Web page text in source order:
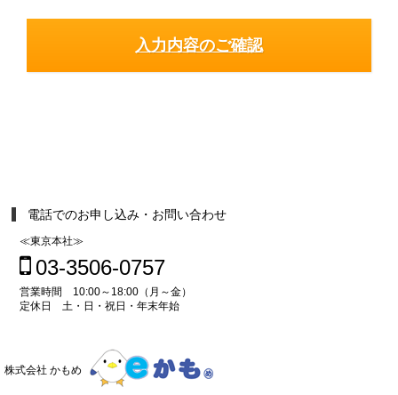
電話でのお申し込み・お問い合わせ
≪東京本社≫
03-3506-0757
営業時間 10:00～18:00（月～金）
定休日 土・日・祝日・年末年始
株式会社 かもめ